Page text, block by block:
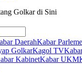
Golkar di Sini
DaerahKabar
GolkarKagol TV
KabinetKabar UKM